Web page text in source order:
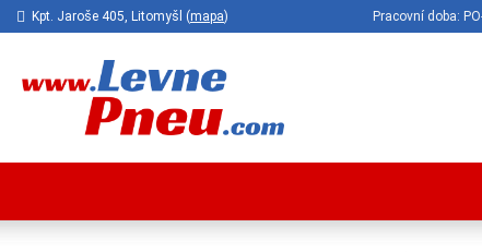
Kpt. Jaroše 405, Litomyšl (mapa) Pracovní doba: